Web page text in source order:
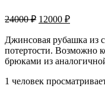
24000₽ 12000 ₽
Джинсовая рубашка из
потертости. Возможно
брюками из
1 человек